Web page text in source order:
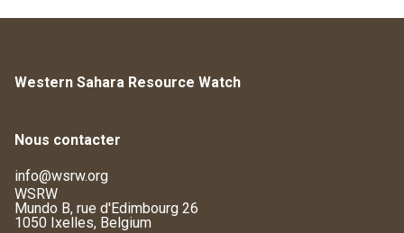
Western Sahara Resource Watch
Nous contacter
info@wsrw.org
WSRW
Mundo B, rue d'Edimbourg 26
1050 Ixelles, Belgium